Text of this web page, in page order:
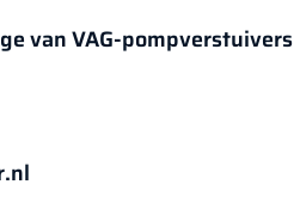
van VAG-pompverstuivers